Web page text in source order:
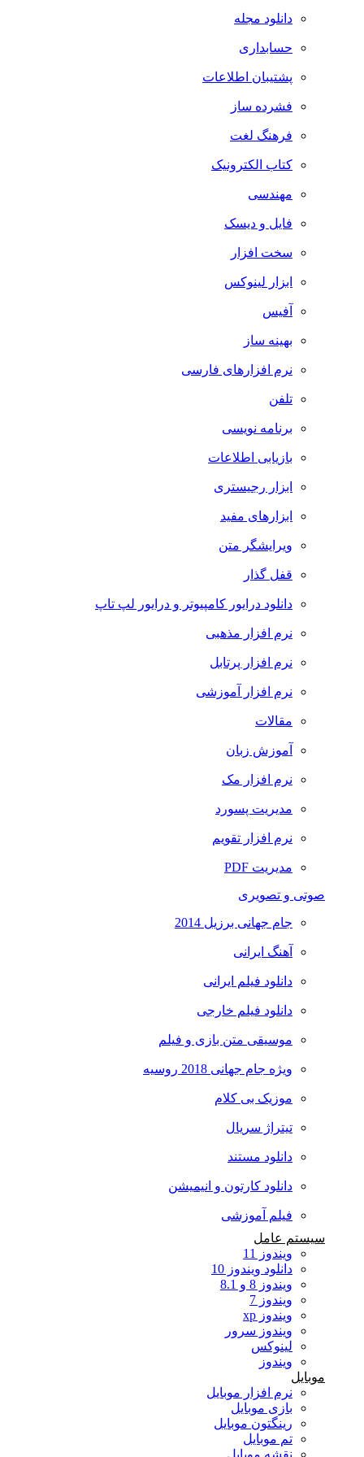
دانلود مجله
حسابداری
پشتیبان اطلاعات
فشرده ساز
فرهنگ لغت
کتاب الکترونیک
مهندسی
فایل و دیسک
سخت افزار
ابزار لینوکس
آفیس
بهینه ساز
نرم افزارهای فارسی
تلفن
برنامه نویسی
بازیابی اطلاعات
ابزار رجیستری
ابزارهای مفید
ویرایشگر متن
قفل گذار
دانلود درایور کامپیوتر و درایور لپ تاپ
نرم افزار مذهبی
نرم افزار پرتابل
نرم افزار آموزشی
مقالات
آموزش زبان
نرم افزار مک
مدیریت پسورد
نرم افزار تقویم
مدیریت PDF
صوتی و تصویری
جام جهانی برزیل 2014
آهنگ ایرانی
دانلود فیلم ایرانی
دانلود فیلم خارجی
موسیقی متن بازی و فیلم
ویژه جام جهانی 2018 روسیه
موزیک بی کلام
تیتراژ سریال
دانلود مستند
دانلود کارتون و انیمیشن
فیلم آموزشی
سیستم عامل
ویندوز 11
دانلود ویندوز 10
ویندوز 8 و 8.1
ویندوز 7
ویندوز xp
ویندوز سرور
لینوکس
ویندوز
نرم افزار موبایل
بازی موبایل
رینگتون موبایل
تم موبایل
نقشه موبایل